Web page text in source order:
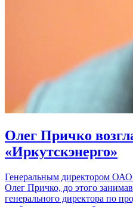
Олег Причко
«Иркутскэнерго»
Генеральным директором ОАО
Олег Причко, до этого
генерального директора по